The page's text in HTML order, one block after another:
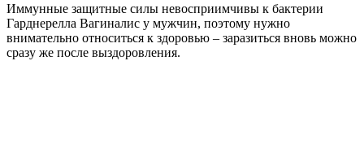
Иммунные защитные силы невосприимчивы к бактерии
Гарднерелла Вагиналис у мужчин, поэтому нужно
внимательно относиться к здоровью – заразиться вновь можно
сразу же после выздоровления.